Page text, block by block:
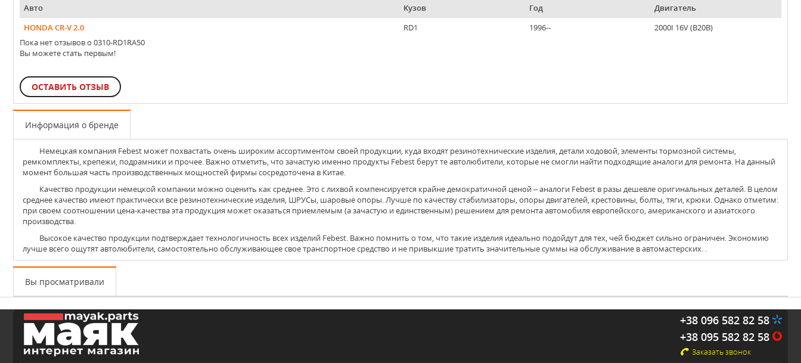
Авто
Кузов Год
Двигатель
HONDA CR-V 2.0
RD1 1996--
2000I 16V (B20B)
Пока нет отзывов о 0310-RD1RA50
Вы можете стать первым!
ОСТАВИТЬ ОТЗЫВ
Информация о бренде
Немецкая компания Febest может похвастать очень широким ассортиментом своей продукции, куда входят резинотехнические изделия, детали ходовой, элементы тормозной системы,
ремкомплекты, крепежи, подрамники и прочее. Важно отметить, что зачастую именно продукты Febest берут те автолюбители, которые не смогли найти подходящие аналоги для ремонта. На данный
момент большая часть производственных мощностей фирмы сосредоточена в Китае.
Качество продукции немецкой компании можно оценить как среднее. Это с лихвой компенсируется крайне демократичной ценой – аналоги Febest в разы дешевле оригинальных деталей. В целом
среднее качество имеют практически все резинотехнические изделия, ШРУСы, шаровые опоры. Лучше по качеству стабилизаторы, опоры двигателей, крестовины, болты, тяги, крюки. Однако отметим:
при своем соотношении цена-качества эта продукция может оказаться приемлемым (а зачастую и единственным) решением для ремонта автомобиля европейского, американского и азиатского
производства.
Высокое качество продукции подтверждает технологичность всех изделий Febest. Важно помнить о том, что такие изделия идеально подойдут для тех, чей бюджет сильно ограничен. Экономию
лучше всего ощутят автолюбители, самостоятельно обслуживающее свое транспортное средство и не привыкшие тратить значительные суммы на обслуживание в автомастерских. .
Вы просматривали
+38 096 582 82 58
+38 095 582 82 58
Заказать звонок